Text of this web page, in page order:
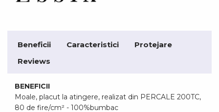
Beneficii Caracteristici
Protejare
Reviews
BENEFICII
Moale, placut la atingere, realizat din PERCALE 200TC,
80 de fire/cm² - 100%bumbac